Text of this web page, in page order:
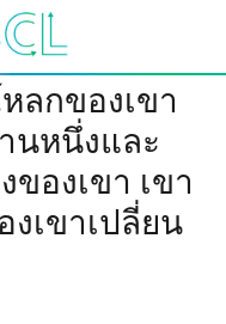
ลกของเขา
นหนึ่งและ
องเขา เขา
เขาเปลี่ยน